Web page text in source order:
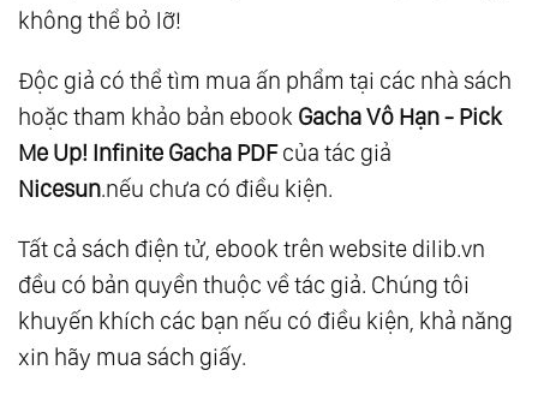
không thể bỏ lỡ!
Độc giả có thể tìm mua ấn phẩm tại các nhà sách
hoặc tham khảo bản ebook Gacha Vô Hạn - Pick
Me Up! Infinite Gacha PDFcủa tác giả
Nicesun.nếu chưa có điều kiện.
Tất cả sách điện tử, ebook trên website dilib.vn
đều có bản quyền thuộc về tác giả. Chúng tôi
khuyến khích các bạn nếu có điều kiện, khả năng
xin hãy mua sách giấy.